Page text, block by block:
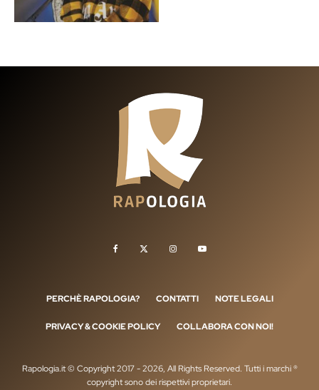
PERCHÈ RAPOLOGIA? CONTATTI NOTE LEGALI
PRIVACY & COOKIE POLICY COLLABORA CON NOI!
Rapologia.it © Copyright 2017 - 2026, All Rights Reserved. Tutti i marchi ®
copyright sono dei rispettivi proprietari.